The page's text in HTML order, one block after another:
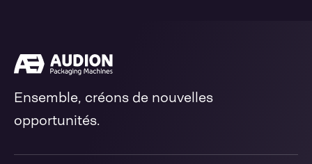
Ensemble, créons de nouvelles
opportunités.